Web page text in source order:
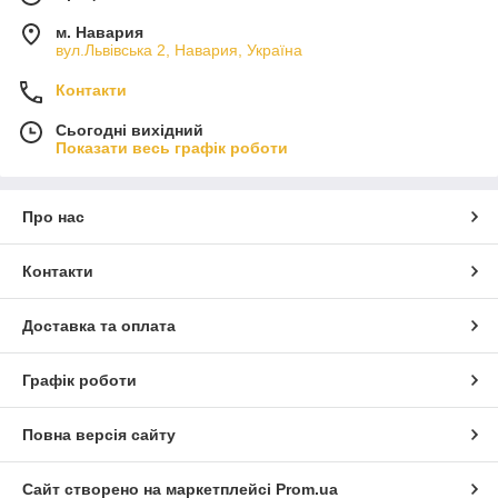
м. Навария
вул.Львівська 2, Навария, Україна
Контакти
Сьогодні вихідний
Показати весь графік роботи
Про нас
Контакти
Доставка та оплата
Графік роботи
Повна версія сайту
Сайт створено на маркетплейсі Prom.ua